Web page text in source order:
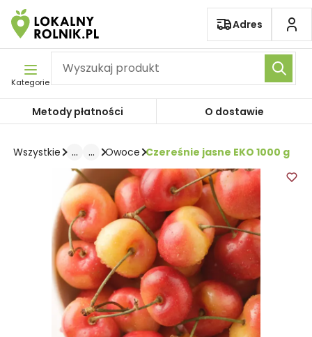
Pomiń nawigację
Adres
Kategorie
Metody płatności O dostawie
Wszystkie ... ... Owoce Czereśnie jasne EKO 1000 g